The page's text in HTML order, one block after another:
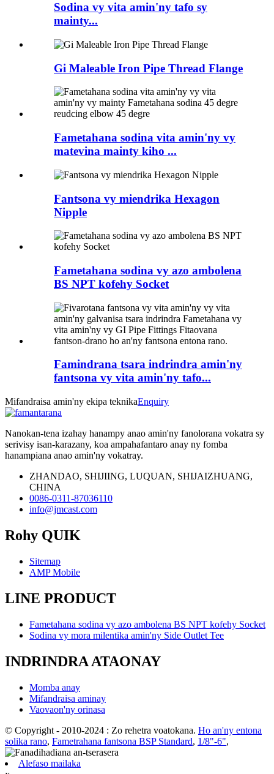
Sodina vy vita amin'ny tafo sy
mainty...
Gi Maleable Iron Pipe Thread Flange
Fametahana sodina vita amin'ny vy
matevina mainty kiho ...
Fantsona vy miendrika Hexagon
Nipple
Fametahana sodina vy azo ambolena
BS NPT kofehy Socket
Famindrana tsara indrindra amin'ny
fantsona vy vita amin'ny tafo...
Mifandraisa amin'ny ekipa teknikaEnquiry
Nanokan-tena izahay hanampy anao amin'ny fanolorana vokatra sy
serivisy isan-karazany, koa ampahafantaro anay ny fomba
hanampiana anao amin'ny vokatray.
ZHANDAO, SHIJIING, LUQUAN, SHIJAIZHUANG,
CHINA
0086-0311-87036110
info@jmcast.com
Rohy QUIK
Sitemap
AMP Mobile
LINE PRODUCT
Fametahana sodina vy azo ambolena BS NPT kofehy Socket
Sodina vy mora milentika amin'ny Side Outlet Tee
INDRINDRA ATAONAY
Momba anay
Mifandraisa aminay
Vaovaon'ny orinasa
© Copyright - 2010-2024 : Zo rehetra voatokana. Ho an'ny entona
solika rano, Fametrahana fantsona BSP Standard, 1/8"-6",
Alefaso mailaka